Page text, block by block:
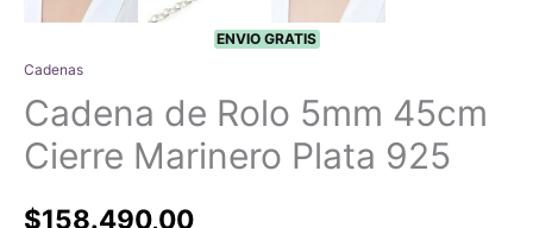
ENVIO GRATIS
Cadenas
Cadena de Rolo 5mm 45cm
Cierre Marinero Plata 925
$158.490,00